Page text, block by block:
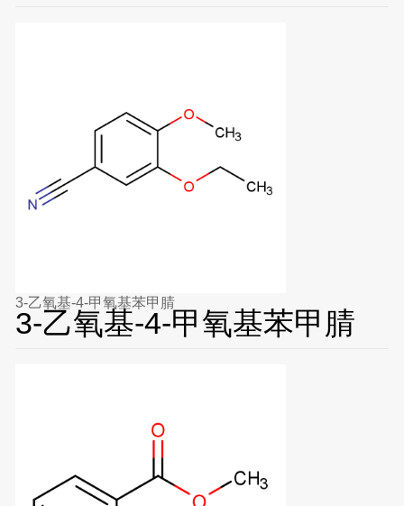
3-乙氧基-4-甲氧基苯甲腈
3-乙氧基-4-甲氧基苯甲腈